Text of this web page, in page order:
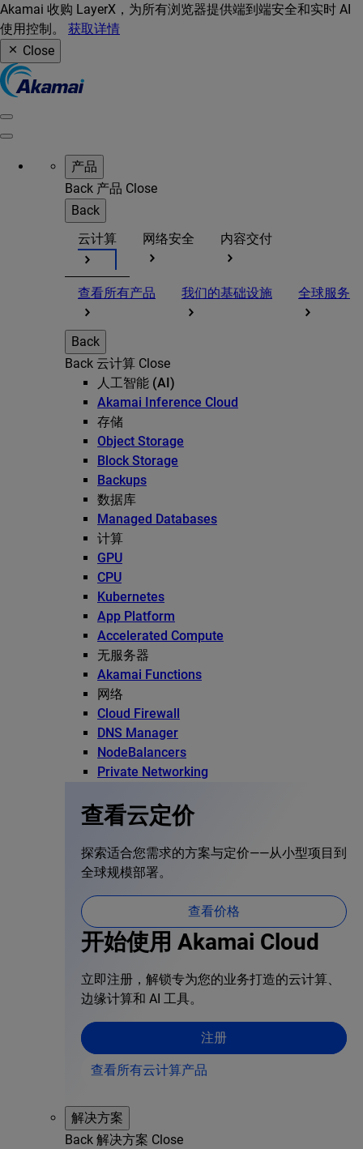
Akamai 收购 LayerX，为所有浏览器提供端到端安全和实时 AI
使用控制。 获取详情
Close
产品
Back 产品 Close
Back
云计算
网络安全 内容交付
查看所有产品 我们的基础设施 全球服务
Back
Back 云计算 Close
人工智能 (AI)
Akamai Inference Cloud
存储
Object Storage
Block Storage
Backups
数据库
Managed Databases
计算
GPU
CPU
Kubernetes
App Platform
Accelerated Compute
无服务器
Akamai Functions
网络
Cloud Firewall
DNS Manager
NodeBalancers
Private Networking
查看云定价
探索适合您需求的方案与定价——从小型项目到
全球规模部署。
查看价格
开始使用 Akamai Cloud
立即注册，解锁专为您的业务打造的云计算、
边缘计算和 AI 工具。
注册
查看所有云计算产品
解决方案
Back 解决方案 Close